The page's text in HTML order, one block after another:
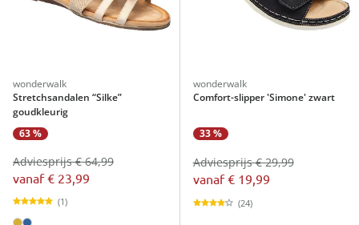
wonderwalk
Stretchsandalen “Silke”
goudkleurig
63 %
vanaf€ 23,99
Adviesprijs € 64,99
(1)
wonderwalk
Comfort-slipper 'Simone' zwart
33 %
vanaf€ 19,99
Adviesprijs € 29,99
(24)